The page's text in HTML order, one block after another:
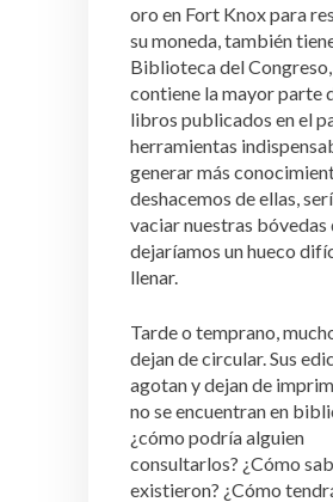
oro en Fort Knox para
su moneda, también
Biblioteca del
contiene la mayor parte
libros publicados en el
herramientas
generar más
deshacemos de ellas,
vaciar nuestras bóvedas
dejaríamos un hueco
llenar.
Tarde o temprano,
dejan de circular. Sus
agotan y dejan de
no se encuentran en
¿cómo podría alguien
consultarlos? ¿Cómo
existieron? ¿Cómo